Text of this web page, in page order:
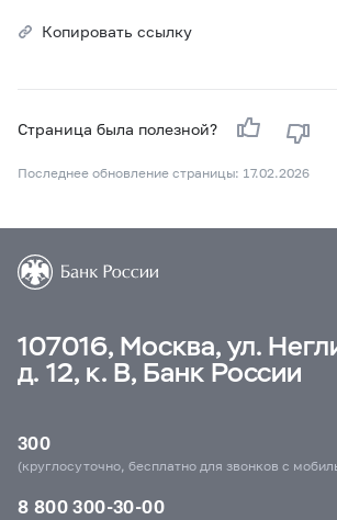
Копировать ссылку
Страница была полезной?
Последнее обновление страницы: 17.02.2026
107016, Москва, ул.
д. 12, к. В, Банк России
300
(круглосуточно, бесплатно для звонков с
8 800 300-30-00